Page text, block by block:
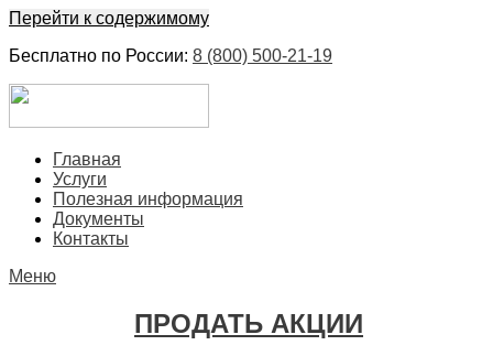
Перейти к содержимому
Бесплатно по России: 8 (800) 500-21-19
БыстроГлавная
Услуги
Полезная информация
Документы
Контакты
Меню
ПРОДАТЬ АКЦИИ